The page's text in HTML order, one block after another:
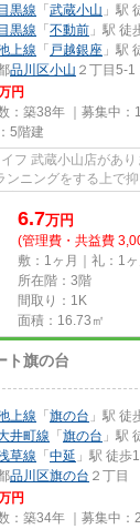
黒線 「 武蔵小山 」駅
黒線 「 不動前 」駅 徒
上線 「 戸越銀座 」駅
品川区小山 ２丁目5-1
円
：築38年 ｜募集中：
5階建
フ 武蔵小山店があ
ンニングをする上で
...
6.7万円
(管理費・共益費
敷：1ヶ月｜礼：1ヶ
所在階：3階
間取り：1K
面積：16.73㎡
ト旗の台
上線 「 旗の台 」駅 徒
井町線 「 旗の台 」駅
草線 「 中延 」駅 徒歩
品川区旗の台 ２丁目
円
：築34年 ｜募集中：